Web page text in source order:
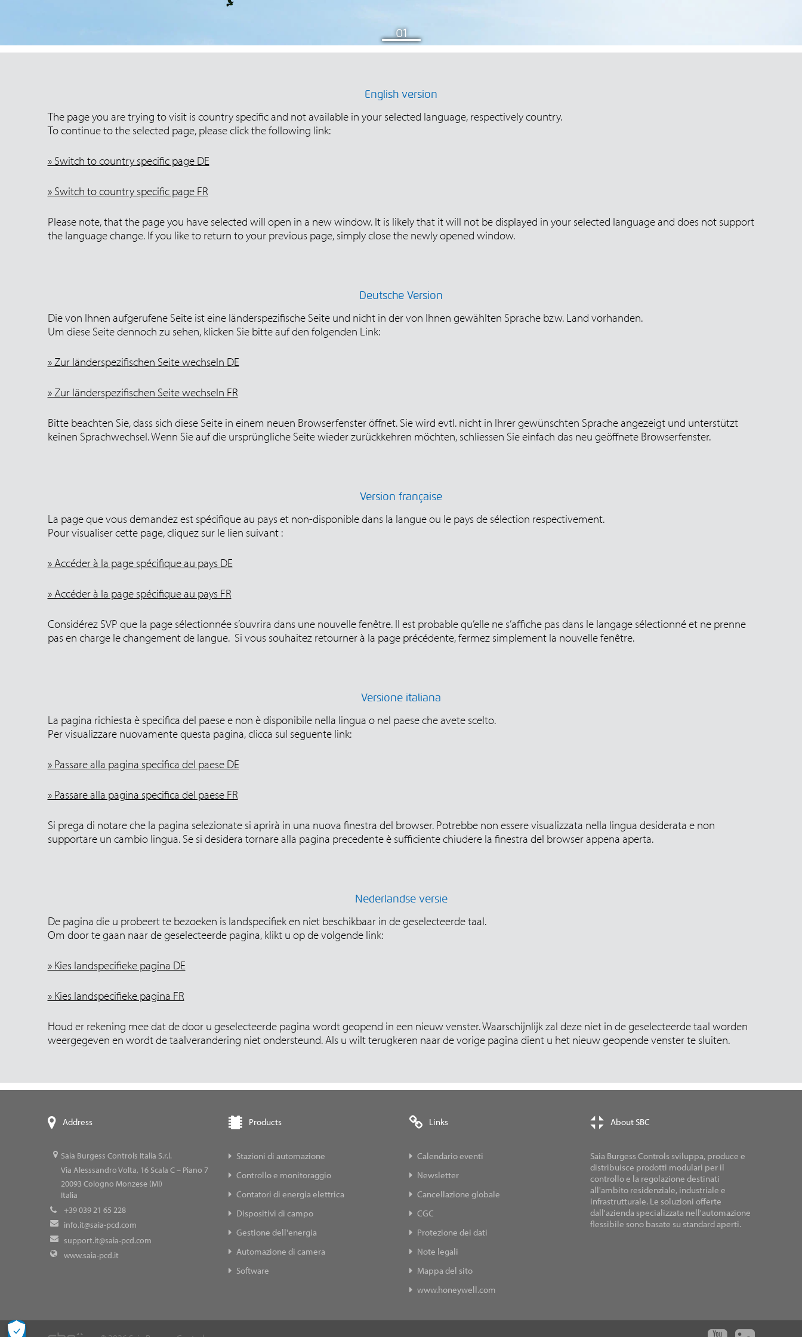
English version
The page you are trying to visit is country specific and not available in your selected language, respectively country.
To continue to the selected page, please click the following link:
» Switch to country specific page DE
» Switch to country specific page FR
Please note, that the page you have selected will open in a new window. It is likely that it will not be displayed in your selected language and does not support
the language change. If you like to return to your previous page, simply close the newly opened window.
Deutsche Version
Die von Ihnen aufgerufene Seite ist eine länderspezifische Seite und nicht in der von Ihnen gewählten Sprache bzw. Land vorhanden.
Um diese Seite dennoch zu sehen, klicken Sie bitte auf den folgenden Link:
» Zur länderspezifischen Seite wechseln DE
» Zur länderspezifischen Seite wechseln FR
Bitte beachten Sie, dass sich diese Seite in einem neuen Browserfenster öffnet. Sie wird evtl. nicht in Ihrer gewünschten Sprache angezeigt und unterstützt
keinen Sprachwechsel. Wenn Sie auf die ursprüngliche Seite wieder zurückkehren möchten, schliessen Sie einfach das neu geöffnete Browserfenster.
Version française
La page que vous demandez est spécifique au pays et non-disponible dans la langue ou le pays de sélection respectivement.
Pour visualiser cette page, cliquez sur le lien suivant :
» Accéder à la page spécifique au pays DE
» Accéder à la page spécifique au pays FR
Considérez SVP que la page sélectionnée s’ouvrira dans une nouvelle fenêtre. Il est probable qu’elle ne s’affiche pas dans le langage sélectionné et ne prenne
pas en charge le changement de langue. Si vous souhaitez retourner à la page précédente, fermez simplement la nouvelle fenêtre.
Versione italiana
La pagina richiesta è specifica del paese e non è disponibile nella lingua o nel paese che avete scelto.
Per visualizzare nuovamente questa pagina, clicca sul seguente link:
» Passare alla pagina specifica del paese DE
» Passare alla pagina specifica del paese FR
Si prega di notare che la pagina selezionate si aprirà in una nuova finestra del browser. Potrebbe non essere visualizzata nella lingua desiderata e non
supportare un cambio lingua. Se si desidera tornare alla pagina precedente è sufficiente chiudere la finestra del browser appena aperta.
Nederlandse versie
De pagina die u probeert te bezoeken is landspecifiek en niet beschikbaar in de geselecteerde taal.
Om door te gaan naar de geselecteerde pagina, klikt u op de volgende link:
» Kies landspecifieke pagina DE
» Kies landspecifieke pagina FR
Houd er rekening mee dat de door u geselecteerde pagina wordt geopend in een nieuw venster. Waarschijnlijk zal deze niet in de geselecteerde taal worden
weergegeven en wordt de taalverandering niet ondersteund. Als u wilt terugkeren naar de vorige pagina dient u het nieuw geopende venster te sluiten.
Address
Saia Burgess Controls Italia S.r.l.
Via Alesssandro Volta, 16 Scala C – Piano 7
20093 Cologno Monzese (MI)
Italia
+39 039 21 65 228
info.it@saia-pcd.com
support.it@saia-pcd.com
www.saia-pcd.it
Products
Stazioni di automazione
Controllo e monitoraggio
Contatori di energia elettrica
Dispositivi di campo
Gestione dell'energia
Automazione di camera
Software
Links
Calendario eventi
Newsletter
Cancellazione globale
CGC
Protezione dei dati
Note legali
Mappa del sito
www.honeywell.com
About SBC
Saia Burgess Controls sviluppa, produce e
distribuisce prodotti modulari per il
controllo e la regolazione destinati
all'ambito residenziale, industriale e
infrastrutturale. Le soluzioni offerte
dall'azienda specializzata nell'automazione
flessibile sono basate su standard aperti.